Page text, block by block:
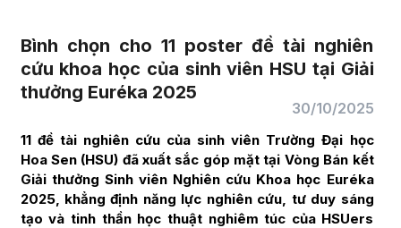
Bình chọn cho 11 poster đề tài nghiên
cứu khoa học của sinh viên HSU tại Giải
thưởng Euréka 2025
30/10/2025
11 đề tài nghiên cứu của sinh viên Trường Đại học
Hoa Sen (HSU) đã xuất sắc góp mặt tại Vòng Bán kết
Giải thưởng Sinh viên Nghiên cứu Khoa học Euréka
2025, khẳng định năng lực nghiên cứu, tư duy sáng
tạo và tinh thần học thuật nghiêm túc của HSUers